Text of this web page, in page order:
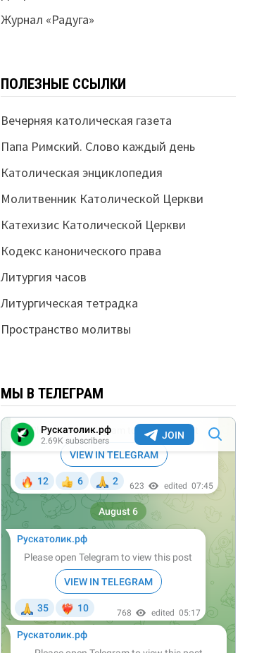
Журнал «Радуга»
ПОЛЕЗНЫЕ ССЫЛКИ
Вечерняя католическая газета
Папа Римский. Слово каждый день
Католическая энциклопедия
Молитвенник Католической Церкви
Катехизис Католической Церкви
Кодекс канонического права
Литургия часов
Литургическая тетрадка
Пространство молитвы
МЫ В ТЕЛЕГРАМ